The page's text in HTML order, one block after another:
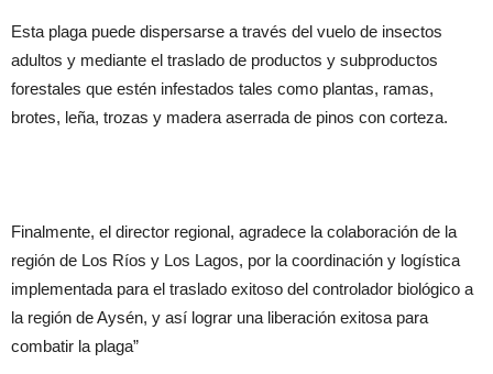
Esta plaga puede dispersarse a través del vuelo de insectos
adultos y mediante el traslado de productos y subproductos
forestales que estén infestados tales como plantas, ramas,
brotes, leña, trozas y madera aserrada de pinos con corteza.
Finalmente, el director regional, agradece la colaboración de la
región de Los Ríos y Los Lagos, por la coordinación y logística
implementada para el traslado exitoso del controlador biológico a
la región de Aysén, y así lograr una liberación exitosa para
combatir la plaga”